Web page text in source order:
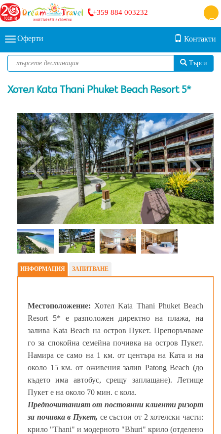
+359 884 003232
Оферти Контакти
Търси
Хотел Kata Thani Phuket Beach Resort 5*
ИНФОРМАЦИЯ ЗАПИТВАНЕ
Местоположение: Хотел Kata Thani Phuket Beach
Resort 5* е разположен директно на плажа, на
залива Kata Beach на остров Пукет. Препоръчваме
го за спокойна семейна почивка на остров Пукет.
Намира се само на 1 км. от центъра на Ката и на
около 15 км. от оживения залив Patong Beach (до
където има автобус, срещу заплащане). Летище
Пукет е на около 70 мин. с кола.
Предпочитаният от постоянни клиенти ризорт
за почивка в Пукет, се състои от 2 хотелски части:
крило "Thani" и модерното "Bhuri" крило (отделено